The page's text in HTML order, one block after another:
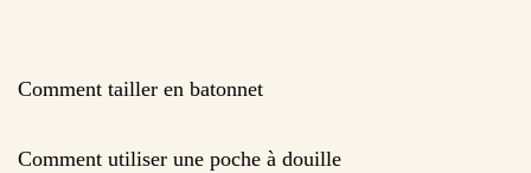
Comment tailler en batonnet
Comment utiliser une poche à douille